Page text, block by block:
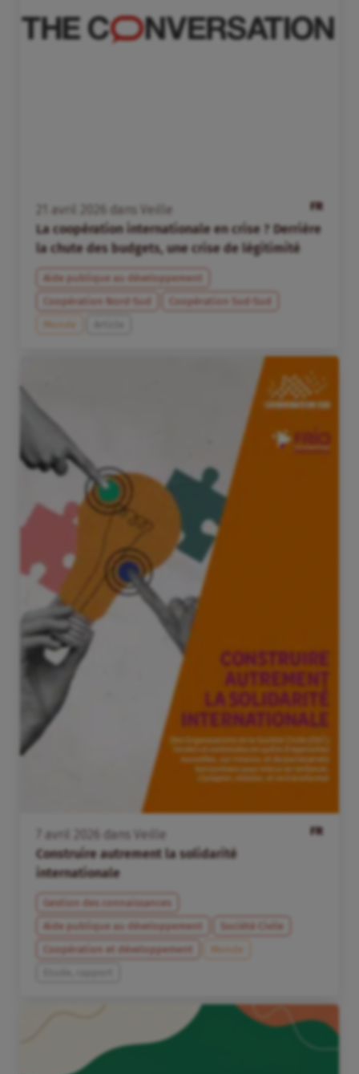
FR
avril dans
Veille
La coopération internationale en crise ? Derrière
la chute des budgets, une crise de légitimité
Aide publique au développement
Coopération Nord-Sud
Coopération Sud-Sud
Monde
FR
avril dans
Veille
Construire autrement la solidarité
internationale
Gestion des connaissances
Aide publique au développement
Société Civile
Coopération et développement
Monde